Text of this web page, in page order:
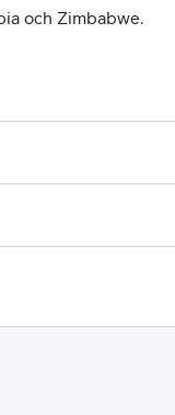
och Zimbabwe.